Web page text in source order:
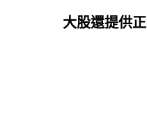
大股還提供